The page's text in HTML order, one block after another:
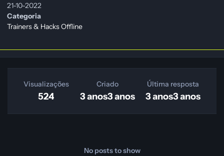
21-10-2022
Categoria
Trainers & Hacks Offline
Visualizações
524
Criado
3 anos3 anos
Última resposta
3 anos3 anos
No posts to show